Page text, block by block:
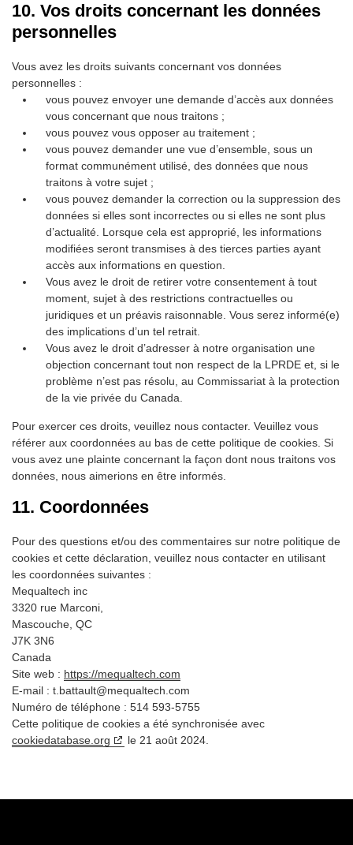
10. Vos droits concernant les données
personnelles
Vous avez les droits suivants concernant vos données
personnelles :
vous pouvez envoyer une demande d’accès aux données
vous concernant que nous traitons ;
vous pouvez vous opposer au traitement ;
vous pouvez demander une vue d’ensemble, sous un
format communément utilisé, des données que nous
traitons à votre sujet ;
vous pouvez demander la correction ou la suppression des
données si elles sont incorrectes ou si elles ne sont plus
d’actualité. Lorsque cela est approprié, les informations
modifiées seront transmises à des tierces parties ayant
accès aux informations en question.
Vous avez le droit de retirer votre consentement à tout
moment, sujet à des restrictions contractuelles ou
juridiques et un préavis raisonnable. Vous serez informé(e)
des implications d’un tel retrait.
Vous avez le droit d’adresser à notre organisation une
objection concernant tout non respect de la LPRDE et, si le
problème n’est pas résolu, au Commissariat à la protection
de la vie privée du Canada.
Pour exercer ces droits, veuillez nous contacter. Veuillez vous
référer aux coordonnées au bas de cette politique de cookies. Si
vous avez une plainte concernant la façon dont nous traitons vos
données, nous aimerions en être informés.
11. Coordonnées
Pour des questions et/ou des commentaires sur notre politique de
cookies et cette déclaration, veuillez nous contacter en utilisant
les coordonnées suivantes :
Mequaltech inc
3320 rue Marconi,
Mascouche, QC
J7K 3N6
Canada
Site web : https://mequaltech.com
E-mail : t.battault@mequaltech.com
Numéro de téléphone : 514 593-5755
Cette politique de cookies a été synchronisée avec
cookiedatabase.org
le 21 août 2024.